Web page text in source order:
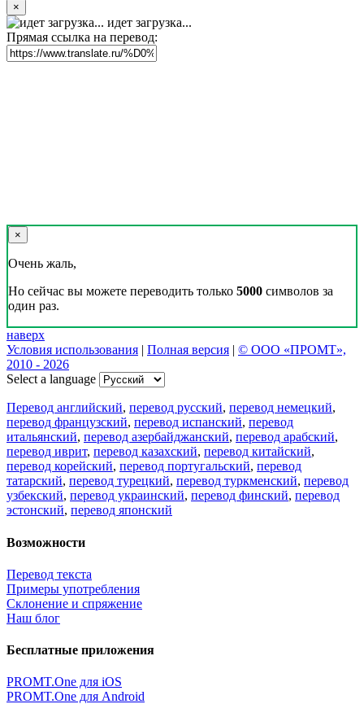
×
идет загрузка...
Прямая ссылка на перевод:
×
Очень жаль,
Но сейчас вы можете переводить только 5000 символов за
один раз.
наверх
Условия использования | Полная версия | © ООО «ПРОМТ»,
2010 - 2026
Select a language
Перевод английский, перевод русский, перевод немецкий,
перевод французский, перевод испанский, перевод
итальянский, перевод азербайджанский, перевод арабский,
перевод иврит, перевод казахский, перевод китайский,
перевод корейский, перевод португальский, перевод
татарский, перевод турецкий, перевод туркменский, перевод
узбекский, перевод украинский, перевод финский, перевод
эстонский, перевод японский
Возможности
Перевод текста
Примеры употребления
Склонение и спряжение
Наш блог
Бесплатные приложения
PROMT.One для iOS
PROMT.One для Android